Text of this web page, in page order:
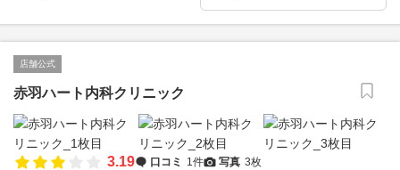
店舗公式
赤羽ハート内科クリニック
3.19 口コミ 1件 写真 3枚